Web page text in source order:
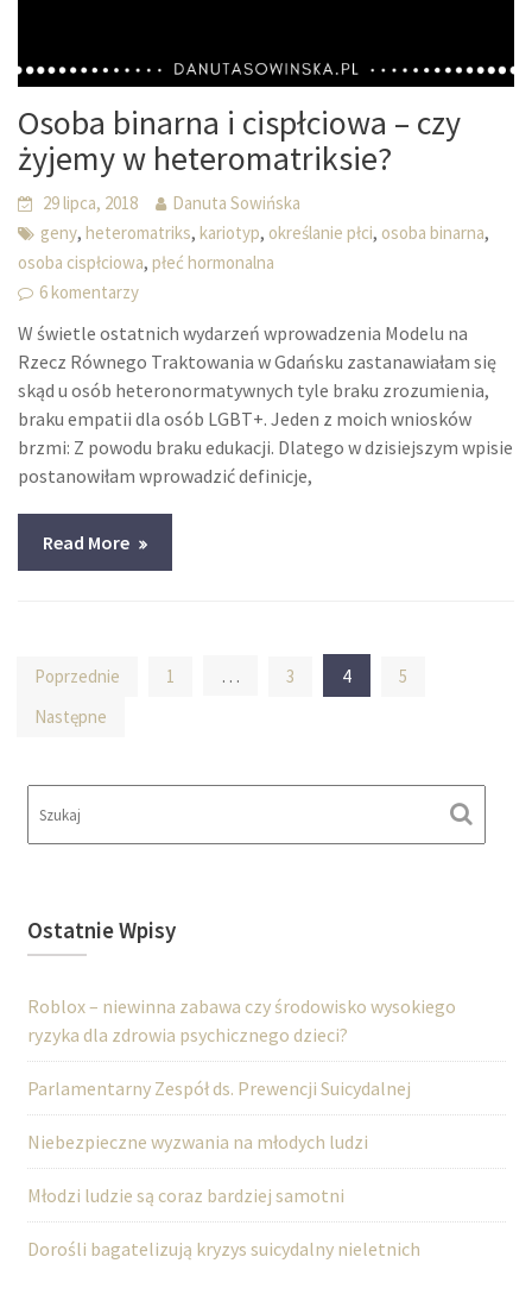
Osoba binarna i cispłciowa – czy
żyjemy w heteromatriksie?
29 lipca, 2018
Danuta Sowińska
geny,heteromatriks,kariotyp, określanie płci, osoba binarna,
osoba cispłciowa,płeć hormonalna
6 komentarzy
W świetle ostatnich wydarzeń wprowadzenia Modelu na
Rzecz Równego Traktowania w Gdańsku zastanawiałam się
skąd u osób heteronormatywnych tyle braku zrozumienia,
braku empatii dla osób LGBT+. Jeden z moich wniosków
brzmi: Z powodu braku edukacji. Dlatego w dzisiejszym wpisie
postanowiłam wprowadzić definicje,
Read More
Stronicowanie
wpisów
Poprzednie 1 … 3 4
5
Następne
Ostatnie Wpisy
Roblox – niewinna zabawa czy środowisko wysokiego
ryzyka dla zdrowia psychicznego dzieci?
Parlamentarny Zespół ds. Prewencji Suicydalnej
Niebezpieczne wyzwania na młodych ludzi
Młodzi ludzie są coraz bardziej samotni
Dorośli bagatelizują kryzys suicydalny nieletnich